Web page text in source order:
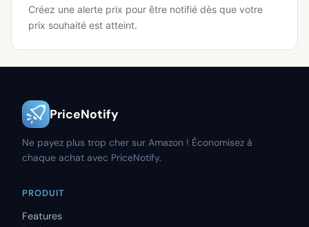
Créez une alerte prix pour être notifié dès que votre
prix souhaité est atteint.
PriceNotify
Ne payez plus trop cher sur Amazon ! Économisez à
chaque achat avec PriceNotify.
PRODUIT
Features